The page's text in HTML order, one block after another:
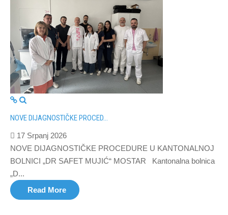
NOVE DIJAGNOSTIČKE PROCED...
17 Srpanj 2026
NOVE DIJAGNOSTIČKE PROCEDURE U KANTONALNOJ
BOLNICI „DR SAFET MUJIĆ“ MOSTAR Kantonalna bolnica
„D...
Read More